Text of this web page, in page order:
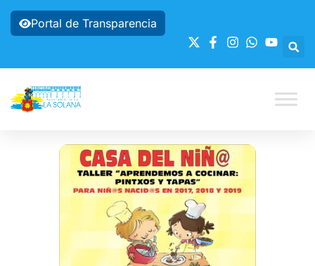
Portal de Transparencia